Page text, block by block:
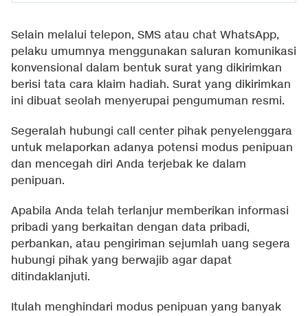
Selain melalui telepon, SMS atau chat WhatsApp,
pelaku umumnya menggunakan saluran komunikasi
konvensional dalam bentuk surat yang dikirimkan
berisi tata cara klaim hadiah. Surat yang dikirimkan
ini dibuat seolah menyerupai pengumuman resmi.
Segeralah hubungi call center pihak penyelenggara
untuk melaporkan adanya potensi modus penipuan
dan mencegah diri Anda terjebak ke dalam
penipuan.
Apabila Anda telah terlanjur memberikan informasi
pribadi yang berkaitan dengan data pribadi,
perbankan, atau pengiriman sejumlah uang segera
hubungi pihak yang berwajib agar dapat
ditindaklanjuti.
Itulah menghindari modus penipuan yang banyak